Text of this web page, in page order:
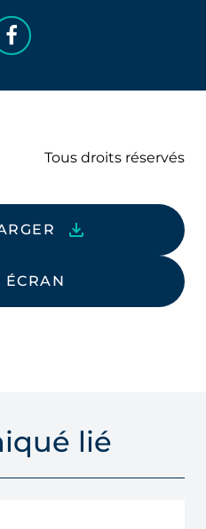
Tous droits réservés
ÉCRAN
lié